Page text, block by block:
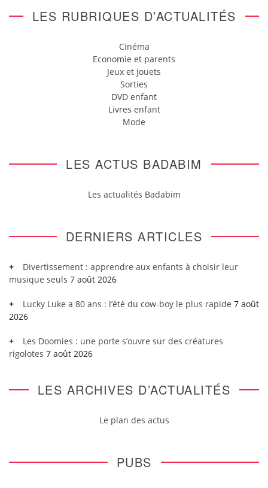
LES RUBRIQUES D’ACTUALITÉS
Cinéma
Economie et parents
Jeux et jouets
Sorties
DVD enfant
Livres enfant
Mode
LES ACTUS BADABIM
Les actualités Badabim
DERNIERS ARTICLES
Divertissement : apprendre aux enfants à choisir leur
musique seuls 7 août 2026
Lucky Luke a 80 ans : l’été du cow-boy le plus rapide 7 août
2026
Les Doomies : une porte s’ouvre sur des créatures
rigolotes 7 août 2026
LES ARCHIVES D’ACTUALITÉS
Le plan des actus
PUBS